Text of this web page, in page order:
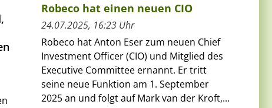
Robeco hat einen neuen CIO
24.07.2025, 16:23 Uhr
Robeco hat Anton Eser zum neuen Chief
Investment Officer (CIO) und Mitglied des
Executive Committee ernannt. Er tritt
seine neue Funktion am 1. September
2025 an und folgt auf Mark van der Kroft,...